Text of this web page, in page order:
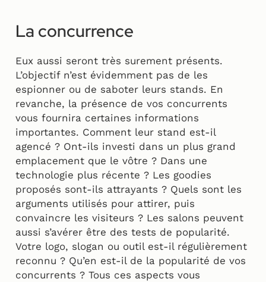
La concurrence
Eux aussi seront très surement présents.
L’objectif n’est évidemment pas de les
espionner ou de saboter leurs stands. En
revanche, la présence de vos concurrents
vous fournira certaines informations
importantes. Comment leur stand est-il
agencé ? Ont-ils investi dans un plus grand
emplacement que le vôtre ? Dans une
technologie plus récente ? Les goodies
proposés sont-ils attrayants ? Quels sont les
arguments utilisés pour attirer, puis
convaincre les visiteurs ? Les salons peuvent
aussi s’avérer être des tests de popularité.
Votre logo, slogan ou outil est-il régulièrement
reconnu ? Qu’en est-il de la popularité de vos
concurrents ? Tous ces aspects vous